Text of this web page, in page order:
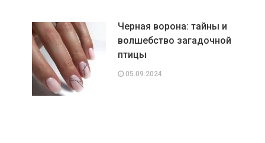
Черная ворона: тайны и
волшебство загадочной
птицы
05.09.2024